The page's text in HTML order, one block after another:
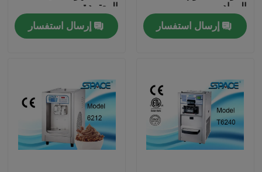
اتصل بنا
اطلب اقتباس
ليّن خدمة ice قشدة آلة
المواد
إرسال استفسار
المعتمدة
إرسال استفسار